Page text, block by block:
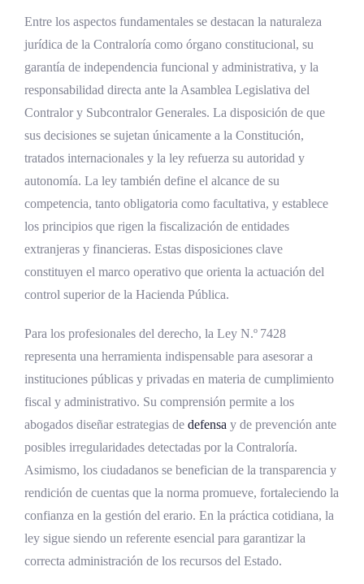
Entre los aspectos fundamentales se destacan la naturaleza
jurídica de la Contraloría como órgano constitucional, su
garantía de independencia funcional y administrativa, y la
responsabilidad directa ante la Asamblea Legislativa del
Contralor y Subcontralor Generales. La disposición de que
sus decisiones se sujetan únicamente a la Constitución,
tratados internacionales y la ley refuerza su autoridad y
autonomía. La ley también define el alcance de su
competencia, tanto obligatoria como facultativa, y establece
los principios que rigen la fiscalización de entidades
extranjeras y financieras. Estas disposiciones clave
constituyen el marco operativo que orienta la actuación del
control superior de la Hacienda Pública.
Para los profesionales del derecho, la Ley N.º 7428
representa una herramienta indispensable para asesorar a
instituciones públicas y privadas en materia de cumplimiento
fiscal y administrativo. Su comprensión permite a los
abogados diseñar estrategias de defensa y de prevención ante
posibles irregularidades detectadas por la Contraloría.
Asimismo, los ciudadanos se benefician de la transparencia y
rendición de cuentas que la norma promueve, fortaleciendo la
confianza en la gestión del erario. En la práctica cotidiana, la
ley sigue siendo un referente esencial para garantizar la
correcta administración de los recursos del Estado.